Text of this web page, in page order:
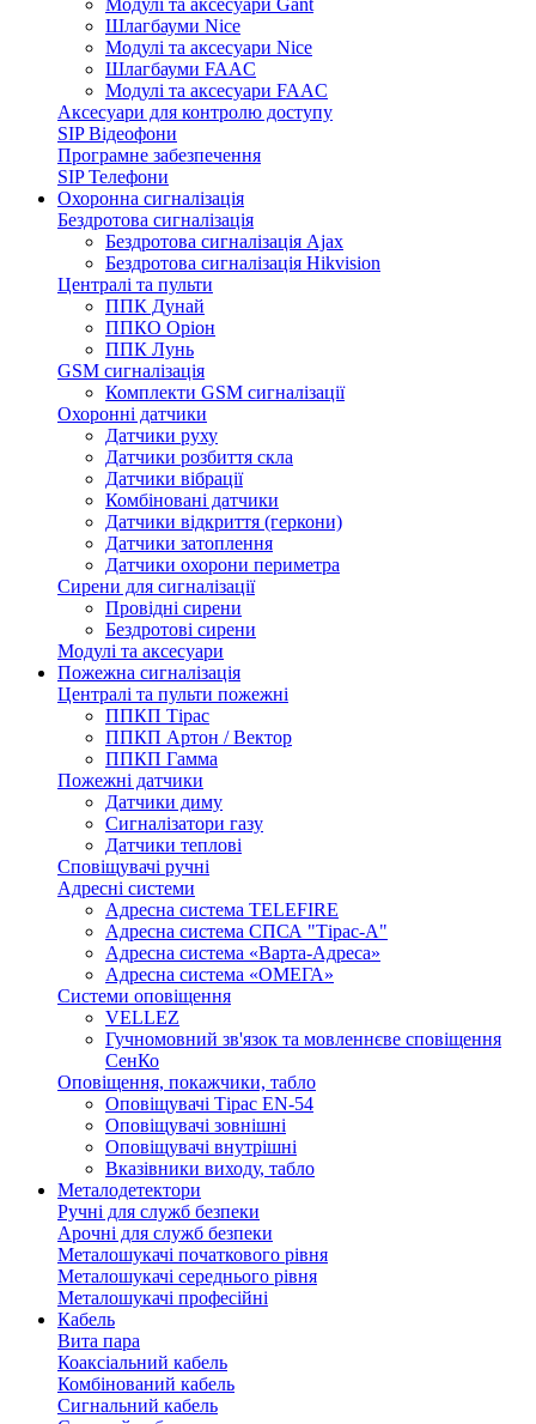
Модулі та аксесуари Gant
Шлагбауми Nice
Модулі та аксесуари Nice
Шлагбауми FAAC
Модулі та аксесуари FAAC
Аксесуари для контролю доступу
SIP Відеофони
Програмне забезпечення
SIP Телефони
Охоронна сигналізація
Бездротова сигналізація
Бездротова сигналізація Ajax
Бездротова сигналізація Hikvision
Централі та пульти
ППК Дунай
ППКО Оріон
ППК Лунь
GSM сигналізація
Комплекти GSM сигналізації
Охоронні датчики
Датчики руху
Датчики розбиття скла
Датчики вібрації
Комбіновані датчики
Датчики відкриття (геркони)
Датчики затоплення
Датчики охорони периметра
Сирени для сигналізації
Провідні сирени
Бездротові сирени
Модулі та аксесуари
Пожежна сигналізація
Централі та пульти пожежні
ППКП Тірас
ППКП Артон / Вектор
ППКП Гамма
Пожежні датчики
Датчики диму
Сигналізатори газу
Датчики теплові
Сповіщувачі ручні
Адресні системи
Адресна система TELEFIRE
Адресна система СПСА "Тірас-А"
Адресна система «Варта-Адреса»
Адресна система «ОМЕГА»
Системи оповіщення
VELLEZ
Гучномовний зв'язок та мовленнєве сповіщення
СенКо
Оповіщення, покажчики, табло
Оповіщувачі Тірас EN-54
Оповіщувачі зовнішні
Оповіщувачі внутрішні
Вказівники виходу, табло
Металодетектори
Ручні для служб безпеки
Арочні для служб безпеки
Металошукачі початкового рівня
Металошукачі середнього рівня
Металошукачі професійні
Кабель
Вита пара
Коаксіальний кабель
Комбінований кабель
Сигнальний кабель